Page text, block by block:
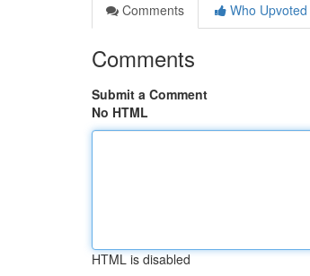
Comments
Who Upvoted
Comments
Submit a Comment
No HTML
HTML is disabled